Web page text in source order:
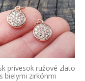
prívesok ružové zlato
s bielymi zirkónmi